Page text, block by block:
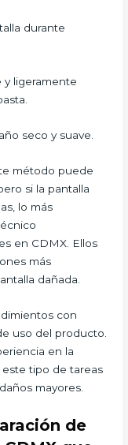
durante
y ligeramente
seco y suave.
método puede
si la pantalla
lo más
en CDMX. Ellos
más
dañada.
con
uso del producto.
en la
tipo de tareas
mayores.
de